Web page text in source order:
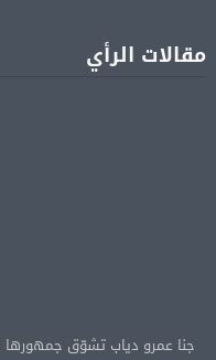
مقالات الرأي